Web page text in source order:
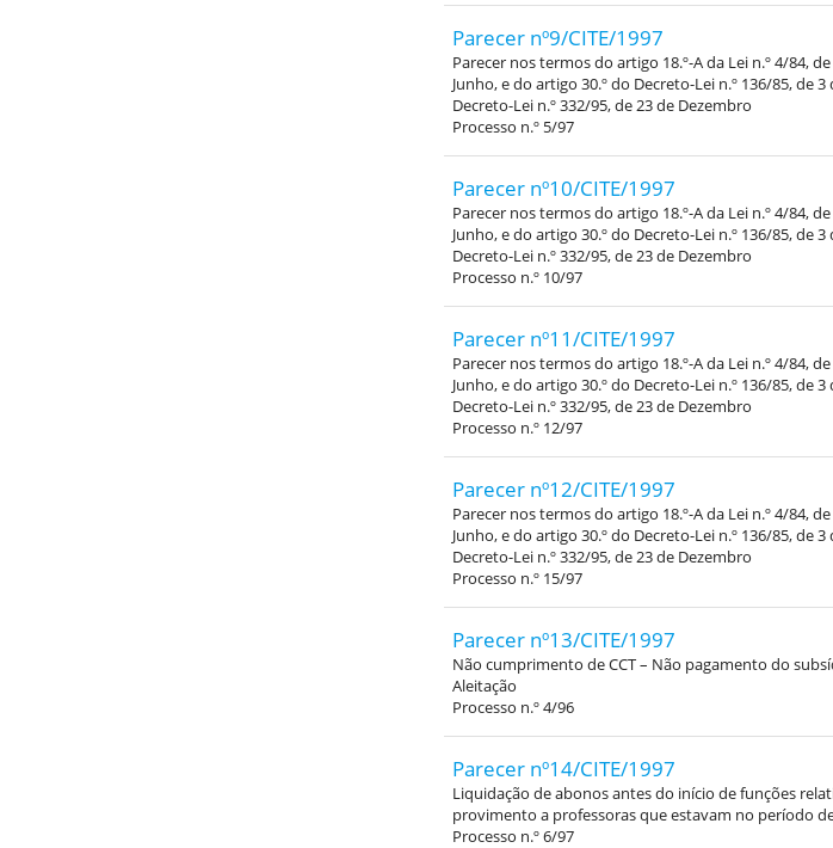
Parecer nº9/CITE/1997
Parecer nos termos do artigo 18.º-A da Lei n.º 4/84,
Junho, e do artigo 30.º do Decreto-Lei n.º 136/85, de
Decreto-Lei n.º 332/95, de 23 de Dezembro
Processo n.º 5/97
Parecer nº10/CITE/1997
Parecer nos termos do artigo 18.º-A da Lei n.º 4/84,
Junho, e do artigo 30.º do Decreto-Lei n.º 136/85, de
Decreto-Lei n.º 332/95, de 23 de Dezembro
Processo n.º 10/97
Parecer nº11/CITE/1997
Parecer nos termos do artigo 18.º-A da Lei n.º 4/84,
Junho, e do artigo 30.º do Decreto-Lei n.º 136/85, de
Decreto-Lei n.º 332/95, de 23 de Dezembro
Processo n.º 12/97
Parecer nº12/CITE/1997
Parecer nos termos do artigo 18.º-A da Lei n.º 4/84,
Junho, e do artigo 30.º do Decreto-Lei n.º 136/85, de
Decreto-Lei n.º 332/95, de 23 de Dezembro
Processo n.º 15/97
Parecer nº13/CITE/1997
Não cumprimento de CCT – Não pagamento do
Aleitação
Processo n.º 4/96
Parecer nº14/CITE/1997
Liquidação de abonos antes do início de funções
provimento a professoras que estavam no período
Processo n.º 6/97